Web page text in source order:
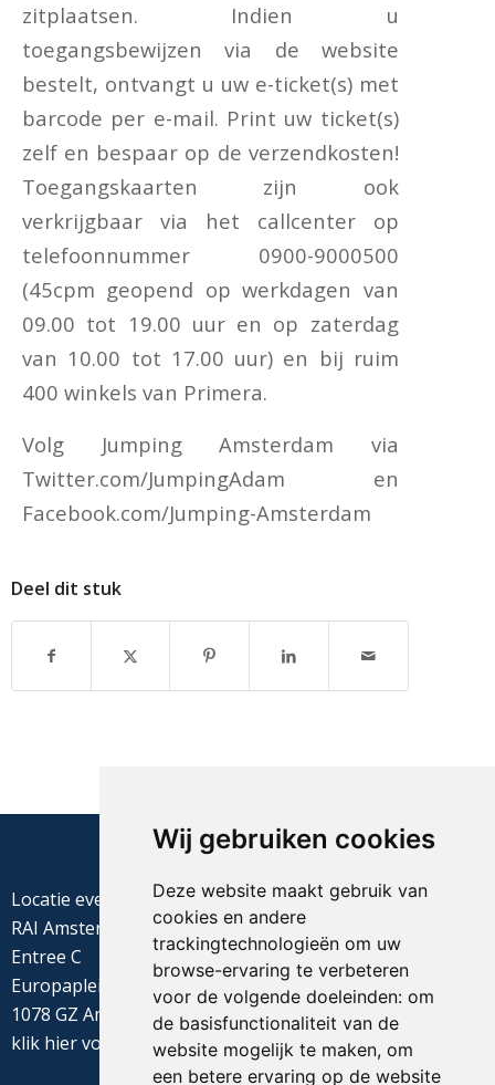
Wij gebruiken cookies
Deze website maakt gebruik van
cookies en andere
trackingtechnologieën om uw
browse-ervaring te verbeteren
voor de volgende doeleinden: om
de basisfunctionaliteit van de
website mogelijk te maken, om
een betere ervaring op de website
zitplaatsen. Indien u
toegangsbewijzen via de website
bestelt, ontvangt u uw e-ticket(s) met
barcode per e-mail. Print uw ticket(s)
zelf en bespaar op de verzendkosten!
Toegangskaarten zijn ook
verkrijgbaar via het callcenter op
telefoonnummer 0900-9000500
(45cpm geopend op werkdagen van
09.00 tot 19.00 uur en op zaterdag
van 10.00 tot 17.00 uur) en bij ruim
400 winkels van Primera.
Volg Jumping Amsterdam via
Twitter.com/JumpingAdam en
Facebook.com/Jumping-Amsterdam
Deel dit stuk
Locatie evenement
RAI Amsterdam
Entree C
Europaplein 22
1078 GZ Amsterdam
klik hiervoor de routebeschrijving